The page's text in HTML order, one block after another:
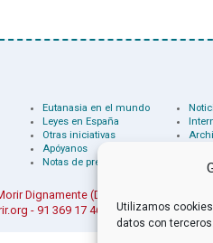
Utilizamos
datos con terceros.
Eutanasia en el mundo
Leyes en España
Otras iniciativas
Apóyanos
Notas de prensa
Dignamente (DMD)
- 91 369 17 46